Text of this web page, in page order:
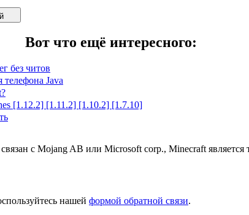
Вот что ещё интересного:
без читов
телефона Java
[1.12.2] [1.11.2] [1.10.2] [1.7.10]
с Mojang AB или Microsoft corp., Minecraft
нашей формой обратной связи.